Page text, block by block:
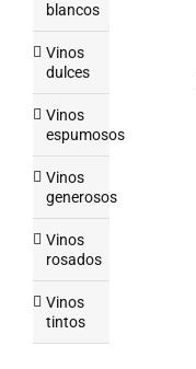
blancos
Vinos
dulces
Vinos
espumosos
Vinos
generosos
Vinos
rosados
Vinos
tintos